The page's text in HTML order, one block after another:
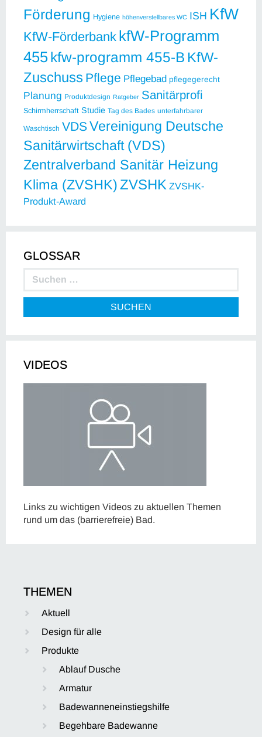
Förderung Hygiene höhenverstellbares WC ISH KfW
KfW-Förderbank kfW-Programm
455kfw-programm 455-B KfW-
Zuschuss Pflege Pflegebad pflegegerecht
Planung Produktdesign Ratgeber Sanitärprofi
Schirmherrschaft Studie Tag des Bades unterfahrbarer
Waschtisch VDSVereinigung Deutsche
Sanitärwirtschaft (VDS)
Zentralverband Sanitär Heizung
Klima (ZVSHK)ZVSHK ZVSHK-
Produkt-Award
GLOSSAR
SUCHEN
VIDEOS
Links zu wichtigen Videos zu aktuellen Themen
rund um das (barrierefreie) Bad.
THEMEN
Aktuell
Design für alle
Produkte
Ablauf Dusche
Armatur
Badewanneneinstiegshilfe
Begehbare Badewanne